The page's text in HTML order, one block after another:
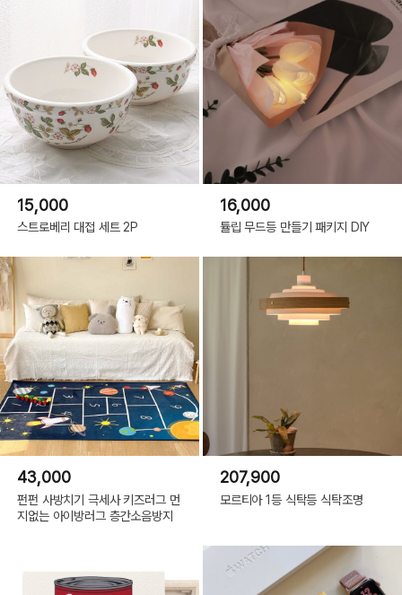
15,000
스트로베리 대접 세트 2P
16,000
튤립 무드등 만들기 패키지 DIY
43,000
펀펀 사방치기 극세사 키즈러그 먼
지없는 아이방러그 층간소음방지
207,900
모르티아 1등 식탁등 식탁조명